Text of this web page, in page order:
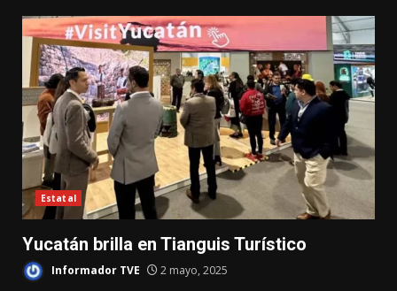
Estatal
Yucatán brilla en Tianguis Turístico
Informador TVE 2 mayo, 2025